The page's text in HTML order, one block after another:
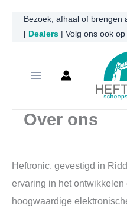
naar
inhoud
Bezoek, afhaal of brengen
Dealers | Volg ons ook op
Over ons
Heftronic, gevestigd in
ervaring in het ontwikkelen
hoogwaardige